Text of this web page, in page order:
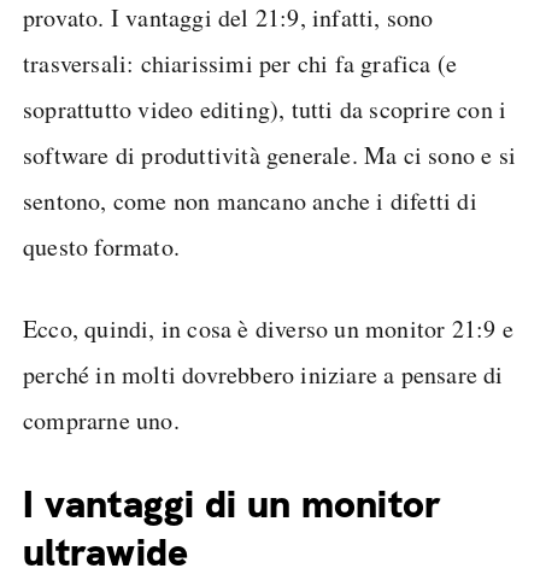
provato. I vantaggi del 21:9, infatti, sono
trasversali: chiarissimi per chi fa grafica (e
soprattutto video editing), tutti da scoprire con i
software di produttività generale. Ma ci sono e si
sentono, come non mancano anche i difetti di
questo formato.
Ecco, quindi, in cosa è diverso un monitor 21:9 e
perché in molti dovrebbero iniziare a pensare di
comprarne uno.
I vantaggi di un monitor
ultrawide